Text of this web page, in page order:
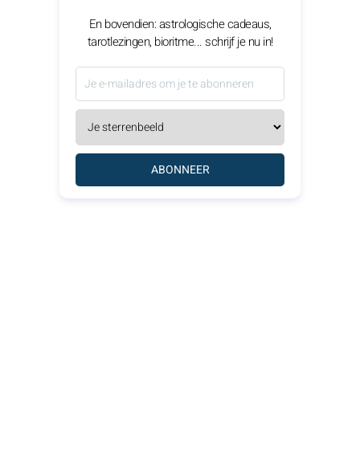
En bovendien: astrologische cadeaus,
tarotlezingen, bioritme... schrijf je nu in!
ABONNEER